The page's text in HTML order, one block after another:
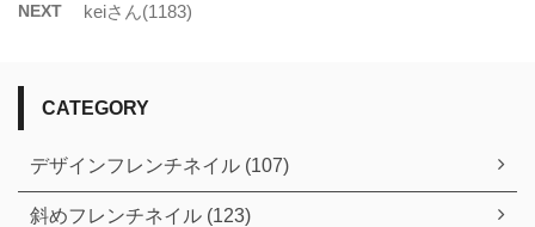
NEXT keiさん(1183)
CATEGORY
デザインフレンチネイル (107)
斜めフレンチネイル (123)